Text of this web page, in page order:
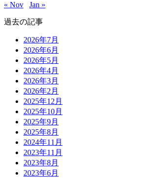
« Nov
Jan »
過去の記事
2026年7月
2026年6月
2026年5月
2026年4月
2026年3月
2026年2月
2025年12月
2025年10月
2025年9月
2025年8月
2024年11月
2023年11月
2023年8月
2023年6月